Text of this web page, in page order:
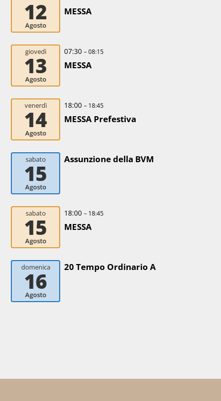
12
Agosto
MESSA
giovedì
13
Agosto
07:30 – 08:15
MESSA
venerdì
14
Agosto
18:00 – 18:45
MESSA Prefestiva
sabato
15
Agosto
Assunzione della BVM
sabato
15
Agosto
18:00 – 18:45
MESSA
domenica
16
Agosto
20 Tempo Ordinario A